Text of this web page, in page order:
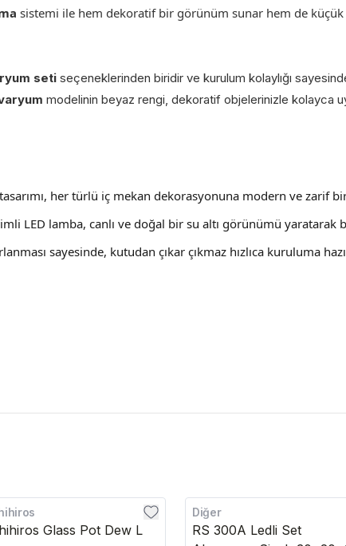
sistemi ile hem dekoratif bir görünüm sunar hem de
seti seçeneklerinden biridir ve kurulum kolaylığı
modelinin beyaz rengi, dekoratif objelerinizle kolayca
her türlü iç mekan dekorasyonuna modern ve zarif
LED lamba, canlı ve doğal bir su altı görünümü yaratarak
sayesinde, kutudan çıkar çıkmaz hızlıca kuruluma
Glass Pot Dew L
Diğer
RS 300A Ledli Set